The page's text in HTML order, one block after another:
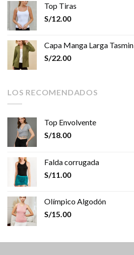
Top Tiras
S/12.00
Capa Manga Larga Tasmin
S/22.00
LOS RECOMENDADOS
Top Envolvente
S/18.00
Falda corrugada
S/11.00
Olímpico Algodón
S/15.00